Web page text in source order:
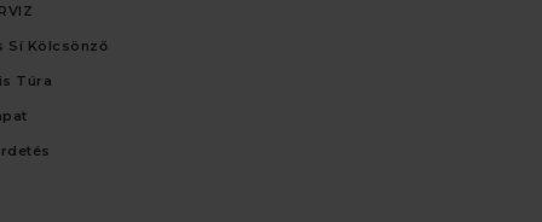
Sí Kölcsönző
Túra